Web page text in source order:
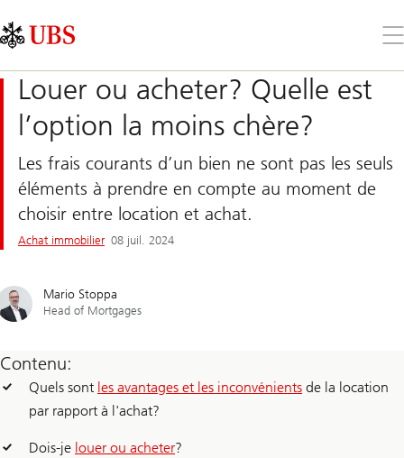
Links
Area
le
Louer ou acheter? Quelle est
l’option la moins chère?
Les frais courants d’un bien ne sont pas les seuls
éléments à prendre en compte au moment de
choisir entre location et achat.
Achat immobilier 08 juil. 2024
Mario Stoppa
Head of Mortgages
Contenu:
Quels sont les avantages et les inconvénients de la location
par rapport à l'achat?
Dois-je louer ou acheter?